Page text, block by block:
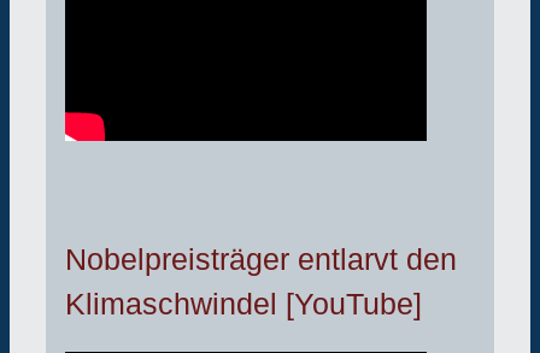
Nobelpreisträger entlarvt den
Klimaschwindel [YouTube]